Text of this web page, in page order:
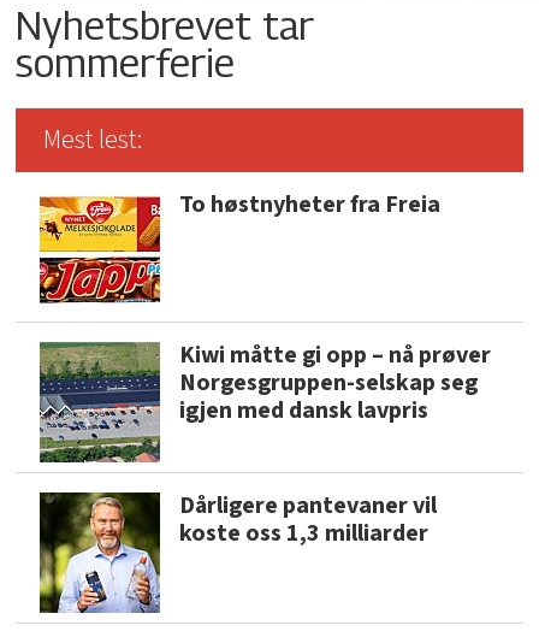
Nyhetsbrevet tar
sommerferie
Mest lest:
To høstnyheter fra Freia
Kiwi måtte gi opp – nå prøver
Norgesgruppen-selskap seg
igjen med dansk lavpris
Dårligere pantevaner vil
koste oss 1,3 milliarder